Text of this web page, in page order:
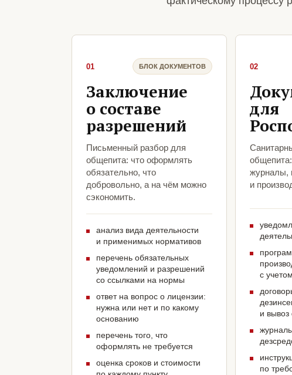
01 БЛОК ДОКУМЕНТОВ
Заключение
о составе
разрешений
Письменный разбор для
общепита: что оформлять
обязательно, что
добровольно, а на чём можно
сэкономить.
анализ вида деятельности
и применимых нормативов
перечень обязательных
уведомлений и разрешений
со ссылками на нормы
ответ на вопрос о лицензии:
нужна или нет и по какому
основанию
перечень того, что
оформлять не требуется
оценка сроков и стоимости
02
для
журналы,
и
с
и вывоз
по